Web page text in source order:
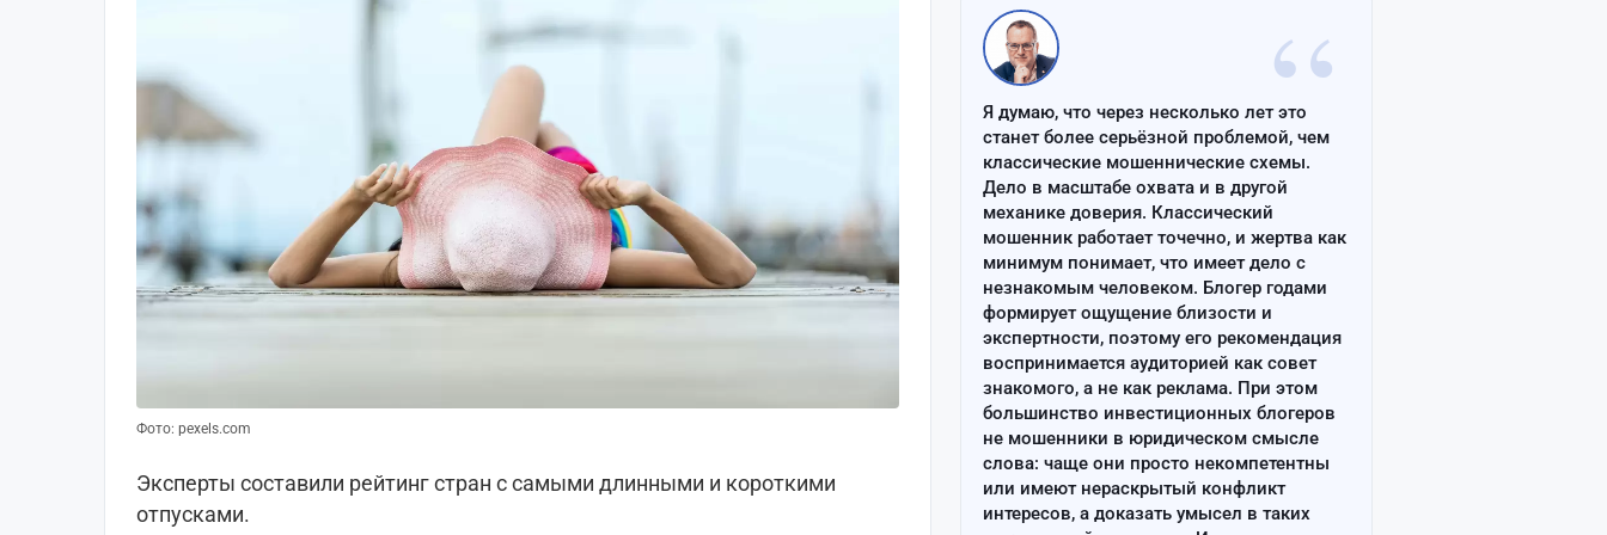
Фото: pexels.com
Эксперты составили рейтинг стран с самыми длинными и короткими
отпусками.
“
Я думаю, что через несколько лет это
станет более серьёзной проблемой, чем
классические мошеннические схемы.
Дело в масштабе охвата и в другой
механике доверия. Классический
мошенник работает точечно, и жертва как
минимум понимает, что имеет дело с
незнакомым человеком. Блогер годами
формирует ощущение близости и
экспертности, поэтому его рекомендация
воспринимается аудиторией как совет
знакомого, а не как реклама. При этом
большинство инвестиционных блогеров
не мошенники в юридическом смысле
слова: чаще они просто некомпетентны
или имеют нераскрытый конфликт
интересов, а доказать умысел в таких